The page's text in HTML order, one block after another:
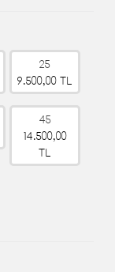
25
9.500,00 TL
45
14.500,00
TL